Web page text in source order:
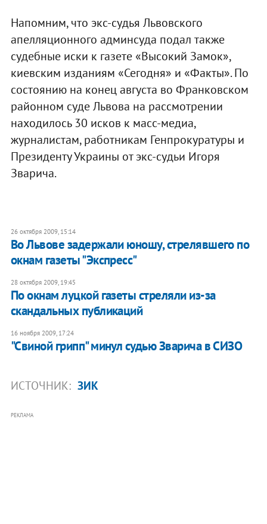
Напомним, что экс-судья Львовского
апелляционного админсуда подал также
судебные иски к газете «Высокий Замок»,
киевским изданиям «Сегодня» и «Факты». По
состоянию на конец августа во Франковском
районном суде Львова на рассмотрении
находилось 30 исков к масс-медиа,
журналистам, работникам Генпрокуратуры и
Президенту Украины от экс-судьи Игоря
Зварича.
26 октября 2009, 15:14
Во Львове задержали юношу, стрелявшего по
окнам газеты "Экспресс"
28 октября 2009, 19:45
По окнам луцкой газеты стреляли из-за
скандальных публикаций
16 ноября 2009, 17:24
"Свиной грипп" минул судью Зварича в СИЗО
ИСТОЧНИК: ЗИК
РЕКЛАМА